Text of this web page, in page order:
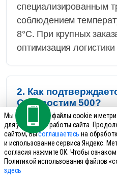
специализированным
соблюдением
8°C. При крупных
оптимизация
2. Как
Синхростим 500?
Каждая партия
с цифровой
ЗНАК» в соответствии
Правительства РФ №
обеспечивает
Мы используем файлы cookie и
для улучшения работы сайта.
сайтом, Высоглашаетесь на
и использование сервиса Яндекс.
согласия нажмите ОК. Чтобы
Политикой использования файлов
здесь